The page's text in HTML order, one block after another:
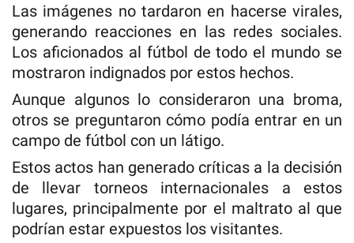
Las imágenes no tardaron en hacerse virales,
generando reacciones en las redes sociales.
Los aficionados al fútbol de todo el mundo se
mostraron indignados por estos hechos.
Aunque algunos lo consideraron una broma,
otros se preguntaron cómo podía entrar en un
campo de fútbol con un látigo.
Estos actos han generado críticas a la decisión
de llevar torneos internacionales a estos
lugares, principalmente por el maltrato al que
podrían estar expuestos los visitantes.